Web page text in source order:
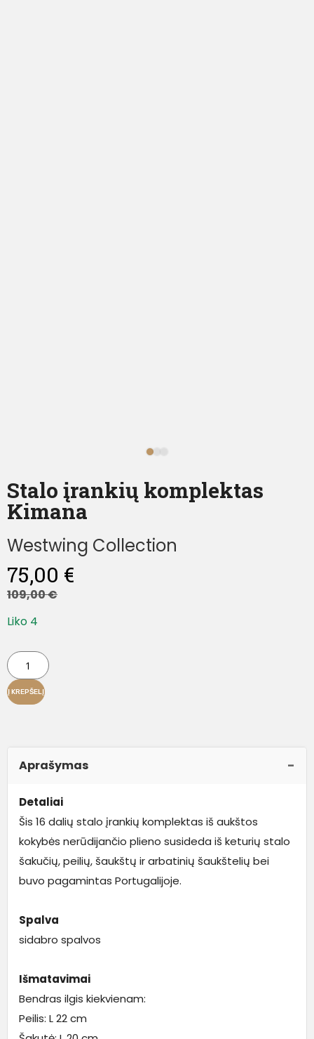
Stalo įrankių komplektas
Kimana
Westwing Collection
75,00 €
109,00€
Liko 4
Į KREPŠELĮ
Aprašymas
Detaliai
Šis 16 dalių stalo įrankių komplektas iš aukštos
kokybės nerūdijančio plieno susideda iš keturių stalo
šakučių, peilių, šaukštų ir arbatinių šaukštelių bei
buvo pagamintas Portugalijoje.
Spalva
sidabro spalvos
Išmatavimai
Bendras ilgis kiekvienam:
Peilis: L 22 cm